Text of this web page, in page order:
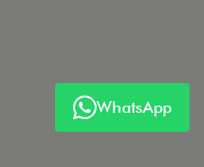
WhatsApp